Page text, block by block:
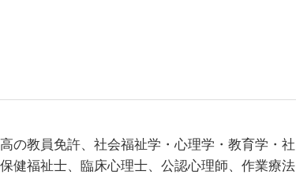
の教員免許、社会福祉学・心理学・教育学・社
健福祉士、臨床心理士、公認心理師、作業療法